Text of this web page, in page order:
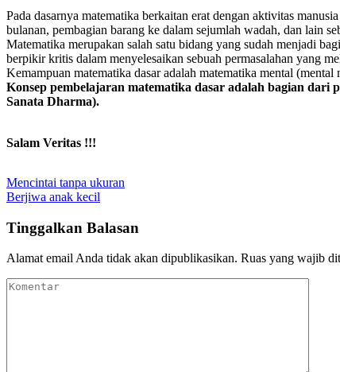
Pada dasarnya matematika berkaitan erat dengan aktivitas
bulanan, pembagian barang ke dalam sejumlah wadah, dan lain
Matematika merupakan salah satu bidang yang sudah menjadi
berpikir kritis dalam menyelesaikan sebuah permasalahan yang
Kemampuan matematika dasar adalah matematika mental
Konsep pembelajaran matematika dasar adalah bagian
Sanata Dharma).
Salam Veritas !!!
Navigasi
pos
Mencintai tanpa ukuran
Berjiwa anak kecil
Tinggalkan Balasan
Alamat email Anda tidak akan dipublikasikan. Ruas yang wajib
Komentar